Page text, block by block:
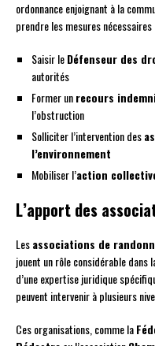
ordonnance enjoignant à la
prendre les mesures
Saisir leDéfenseur des
autorités
Former unrecours
l’obstruction
Solliciter l’intervention des
l’environnement
Mobiliser l’action
L’apport des
Lesassociations de
jouent un rôle considérable
d’une expertise juridique
peuvent intervenir à plusieurs
Ces organisations, comme la